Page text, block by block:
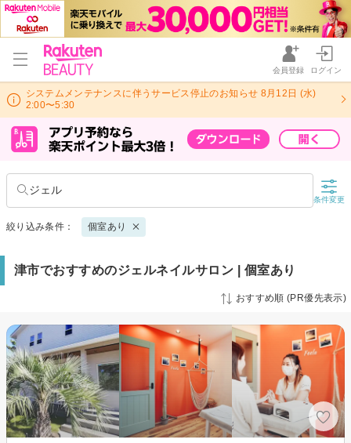
会員登録 ログイン
システムメンテナンスに伴うサービス停止のお知らせ 8月12日 (水)
2:00〜5:30
ジェル
条件変更
絞り込み条件： 個室あり
津市でおすすめのジェルネイルサロン | 個室あり
おすすめ順 (PR優先表示)